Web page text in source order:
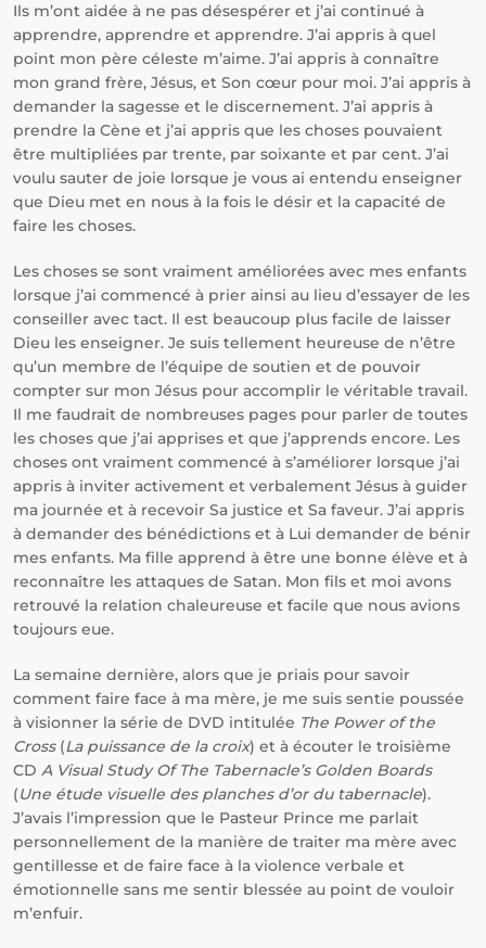
Ils m’ont aidée à ne pas désespérer et j’ai continué à
apprendre, apprendre et apprendre. J’ai appris à quel
point mon père céleste m’aime. J’ai appris à connaître
mon grand frère, Jésus, et Son cœur pour moi. J’ai appris à
demander la sagesse et le discernement. J’ai appris à
prendre la Cène et j’ai appris que les choses pouvaient
être multipliées par trente, par soixante et par cent. J’ai
voulu sauter de joie lorsque je vous ai entendu enseigner
que Dieu met en nous à la fois le désir et la capacité de
faire les choses.
Les choses se sont vraiment améliorées avec mes enfants
lorsque j’ai commencé à prier ainsi au lieu d’essayer de les
conseiller avec tact. Il est beaucoup plus facile de laisser
Dieu les enseigner. Je suis tellement heureuse de n’être
qu’un membre de l’équipe de soutien et de pouvoir
compter sur mon Jésus pour accomplir le véritable travail.
Il me faudrait de nombreuses pages pour parler de toutes
les choses que j’ai apprises et que j’apprends encore. Les
choses ont vraiment commencé à s’améliorer lorsque j’ai
appris à inviter activement et verbalement Jésus à guider
ma journée et à recevoir Sa justice et Sa faveur. J’ai appris
à demander des bénédictions et à Lui demander de bénir
mes enfants. Ma fille apprend à être une bonne élève et à
reconnaître les attaques de Satan. Mon fils et moi avons
retrouvé la relation chaleureuse et facile que nous avions
toujours eue.
La semaine dernière, alors que je priais pour savoir
comment faire face à ma mère, je me suis sentie poussée
à visionner la série de DVD intitulée The Power of the
Cross(La puissance de la croix) et à écouter le troisième
CD A Visual Study Of The Tabernacle’s Golden Boards
(Une étude visuelle des planches d’or du tabernacle).
J’avais l’impression que le Pasteur Prince me parlait
personnellement de la manière de traiter ma mère avec
gentillesse et de faire face à la violence verbale et
émotionnelle sans me sentir blessée au point de vouloir
m’enfuir.